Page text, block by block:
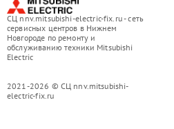
СЦ nnv.mitsubishi-electric-fix.ru - сеть
сервисных центров в Нижнем
Новгороде по ремонту и
обслуживанию техники Mitsubishi
Electric
2021-2026 © СЦ nnv.mitsubishi-
electric-fix.ru